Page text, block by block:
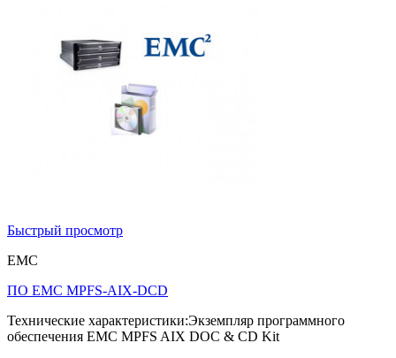
Быстрый просмотр
EMC
ПО EMC MPFS-AIX-DCD
Технические характеристики:Экземпляр программного
обеспечения EMC MPFS AIX DOC & CD Kit